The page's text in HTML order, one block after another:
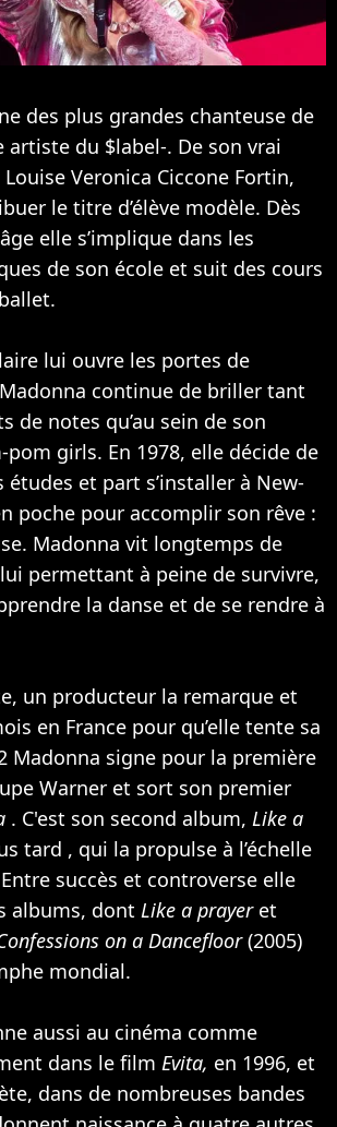
des plus grandes chanteuse de
du $label-. De son vrai
Veronica Ciccone Fortin,
le titre d’élève modèle. Dès
elle s’implique dans les
de son école et suit des cours
lui ouvre les portes de
continue de briller tant
de notes qu’au sein de son
girls. En 1978, elle décide de
et part s’installer à New-
poche pour accomplir son rêve :
Madonna vit longtemps de
permettant à peine de survivre,
la danse et de se rendre à
un producteur la remarque et
en France pour qu’elle tente sa
Madonna signe pour la première
Warner et sort son premier
. C'est son second album, Like a
tard , qui la propulse à l’échelle
succès et controverse elle
albums, dont Like a prayer et
on a Dancefloor(2005)
mondial.
aussi au cinéma comme
dans le film Evita, en 1996, et
dans de nombreuses bandes